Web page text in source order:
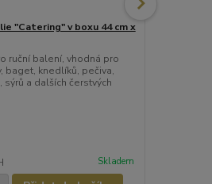
"Catering" v boxu 44 cm x
ruční balení, vhodná pro
baget, knedlíků, pečiva,
sýrů a dalších čerstvých
Skladem